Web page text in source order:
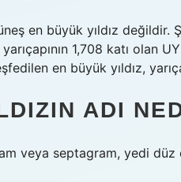
en büyük yıldız
yarıçapının 1,708 katı olan
en büyük yıldız,
ADI
veya septagram, yedi düz